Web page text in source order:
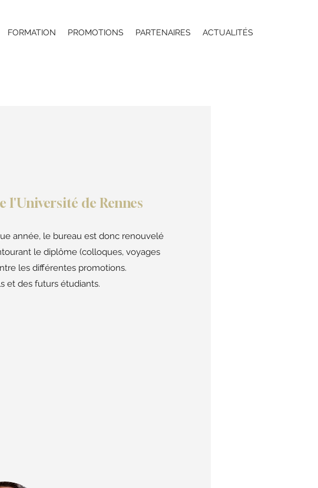
FORMATION PROMOTIONS PARTENAIRES ACTUALITÉS
l'Université de Rennes
année, le bureau est donc renouvelé
le diplôme (colloques, voyages
les différentes promotions.
et des futurs étudiants.